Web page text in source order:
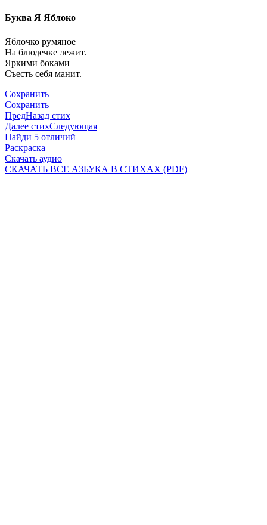
Буква Я Яблоко
Яблочко румяное
На блюдечке лежит.
Яркими боками
Съесть себя манит.
Сохранить
Сохранить
ПредНазад стих
Далее стихСледующая
Найди 5 отличий
Раскраска
Скачать аудио
СКАЧАТЬ ВСЕ АЗБУКА В СТИХАХ (PDF)